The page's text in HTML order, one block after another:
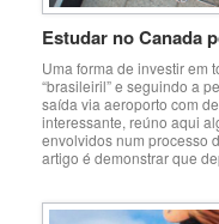
Estudar no Canada
Uma forma de investir em
“brasileiril” e seguindo a
saída via aeroporto com
interessante, reúno aqui
envolvidos num processo
artigo é demonstrar que